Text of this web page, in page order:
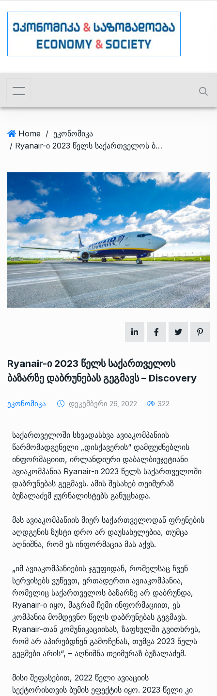
Home / ეკონომიკა
/ Ryanair-ი 2023 წელს საქართველოს ბაზარზე დაბრუნებას გეგმავს – Discovery
Ryanair-ი 2023 წელს საქართველოს
ბაზარზე დაბრუნებას გეგმავს – Discovery
Ეკონომიკა Დეკემბერი 26, 2022 322
საქართველოში სხვადასხვა ავიაკომპანიის
წარმომადგენელი „დისქავერის“ დამფუძნებლის
ინფორმაციით, ირლანდიური დაბალბიუჯეტიანი
ავიაკომპანია Ryanair-ი 2023 წელს საქართველოში
დაბრუნებას გეგმავს. ამის შესახებ თეიმურაზ
ბუზალაძემ ჟურნალისტებს განუცხადა.
მას ავიაკომპანიის მიერ საქართველოდან ფრენების
აღდგენის ზუსტი დრო არ დაუსახელებია, თუმცა
აღნიშნა, რომ ეს ინფორმაცია მას აქვს.
„იმ ავიაკომპანიების ჯგუფიდან, რომელსაც ჩვენ
სერვისებს ვუწევთ, ერთადერთი ავიაკომპანია,
რომელიც საქართველოს ბაზარზე არ დაბრუნდა,
Ryanair-ი იყო, მაგრამ ჩემი ინფორმაციით, ეს
კომპანია მომდევნო წელს დაბრუნებას გეგმავს.
Ryanair-თან კომუნიკაციისას, ზაფხულში გვითხრეს,
რომ არ აპირებდნენ გამოჩენას, თუმცა 2023 წელს
გეგმები არის“, – აღნიშნა თეიმურაზ ბუზალაძემ.
მისი შეფასებით, 2022 წელი ავიაციის
სექტორისთვის ბუმის ეფექტის იყო. 2023 წელი კი